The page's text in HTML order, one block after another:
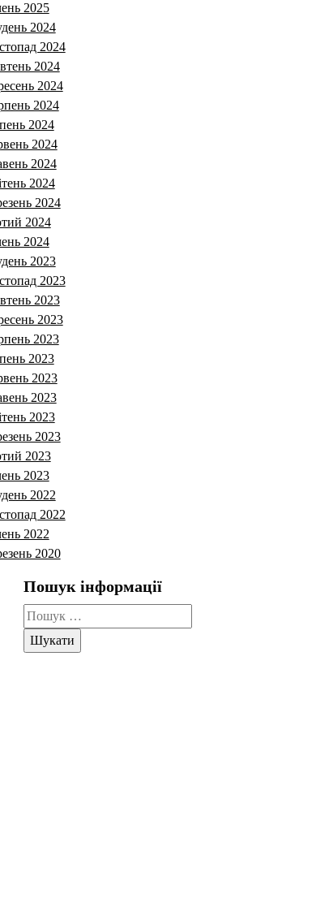
2025
2024
2024
2024
2024
2024
2024
2024
2024
2024
2024
2024
2024
2023
2023
2023
2023
2023
2023
2023
2023
2023
2023
2023
2023
2022
2022
2022
2020
Пошук інформації
Пошук: